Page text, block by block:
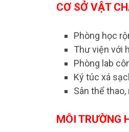
CƠ SỞ VẬT
Phòng học
Thư viện với
Phòng lab
Ký túc xá
Sân thể
MÔI TRƯỜNG